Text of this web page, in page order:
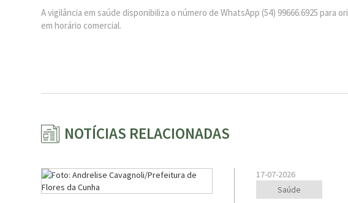
A vigilância em saúde disponibiliza o número de WhatsApp (54) 99666.6925 para
em horário comercial.
NOTÍCIAS RELACIONADAS
17-07-2026
Saúde